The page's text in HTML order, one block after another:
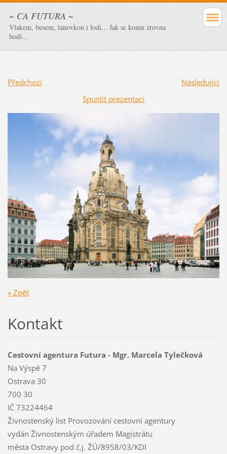
~ CA FUTURA ~
Vlakem, busem, lanovkou i lodí... Jak se komu zrovna
hodí...
Předchozí
Následující
Spustit prezentaci
« Zpět
Kontakt
Cestovní agentura Futura - Mgr. Marcela Tylečková
Na Výspě 7
Ostrava 30
700 30
IČ 73224464
Živnostenský list Provozování cestovní agentury
vydán Živnostenským úřadem Magistrátu
města Ostravy pod č.j. ŽÚ/8958/03/KDI